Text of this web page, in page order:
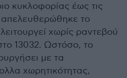
κυκλοφορίας έως τις
το
χωρίς ραντεβού
13032. Ωστόσο, το
με τα
χωρητικότητας,